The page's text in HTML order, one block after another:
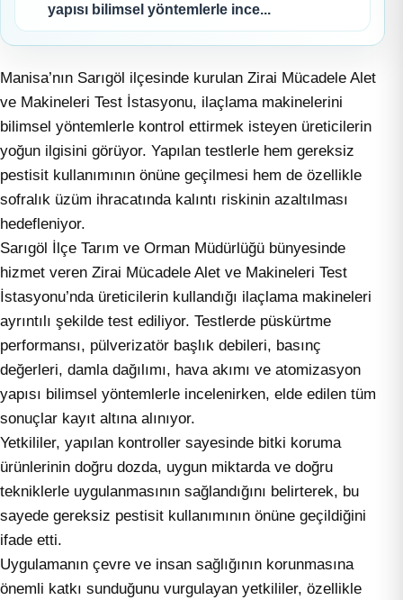
yapısı bilimsel yöntemlerle ince...
Manisa’nın Sarıgöl ilçesinde kurulan Zirai Mücadele Alet
ve Makineleri Test İstasyonu, ilaçlama makinelerini
bilimsel yöntemlerle kontrol ettirmek isteyen üreticilerin
yoğun ilgisini görüyor. Yapılan testlerle hem gereksiz
pestisit kullanımının önüne geçilmesi hem de özellikle
sofralık üzüm ihracatında kalıntı riskinin azaltılması
hedefleniyor.
Sarıgöl İlçe Tarım ve Orman Müdürlüğü bünyesinde
hizmet veren Zirai Mücadele Alet ve Makineleri Test
İstasyonu’nda üreticilerin kullandığı ilaçlama makineleri
ayrıntılı şekilde test ediliyor. Testlerde püskürtme
performansı, pülverizatör başlık debileri, basınç
değerleri, damla dağılımı, hava akımı ve atomizasyon
yapısı bilimsel yöntemlerle incelenirken, elde edilen tüm
sonuçlar kayıt altına alınıyor.
Yetkililer, yapılan kontroller sayesinde bitki koruma
ürünlerinin doğru dozda, uygun miktarda ve doğru
tekniklerle uygulanmasının sağlandığını belirterek, bu
sayede gereksiz pestisit kullanımının önüne geçildiğini
ifade etti.
Uygulamanın çevre ve insan sağlığının korunmasına
önemli katkı sunduğunu vurgulayan yetkililer, özellikle